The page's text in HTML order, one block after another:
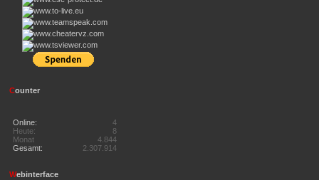
Counter
Online:
4
Heute:
8
Monat
4.844
Gesamt:
2.307.914
Webinterface